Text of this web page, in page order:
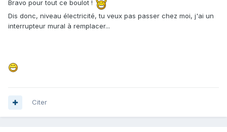
Bravo pour tout ce boulot !
Dis donc, niveau électricité, tu veux pas passer chez moi, j'ai un
interrupteur mural à remplacer...
Citer